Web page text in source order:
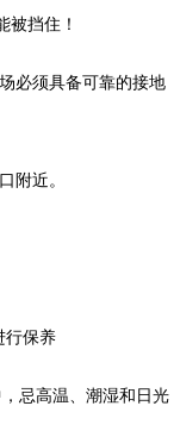
被挡住！
必须具备可靠的接地
附近。
行保养
忌高温、潮湿和日光